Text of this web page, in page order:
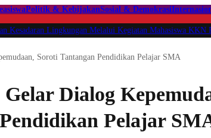
Politik & KebijakanSosial & Demokrasi
Lingkungan Melalui Kegiatan Mahasiswa KKN Reguler
Soroti Tantangan Pendidikan Pelajar SMA
Dialog
Pelajar